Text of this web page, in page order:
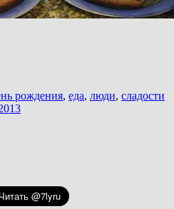
рождения, еда, люди, сладости